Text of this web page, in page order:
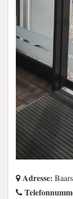
Adresse: